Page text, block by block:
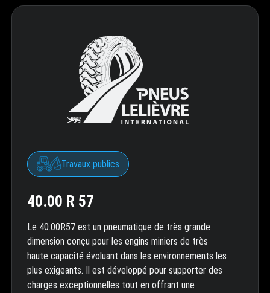
Travaux publics
40.00 R 57
Le 40.00R57 est un pneumatique de très grande
dimension conçu pour les engins miniers de très
haute capacité évoluant dans les environnements les
plus exigeants. Il est développé pour supporter des
charges exceptionnelles tout en offrant une